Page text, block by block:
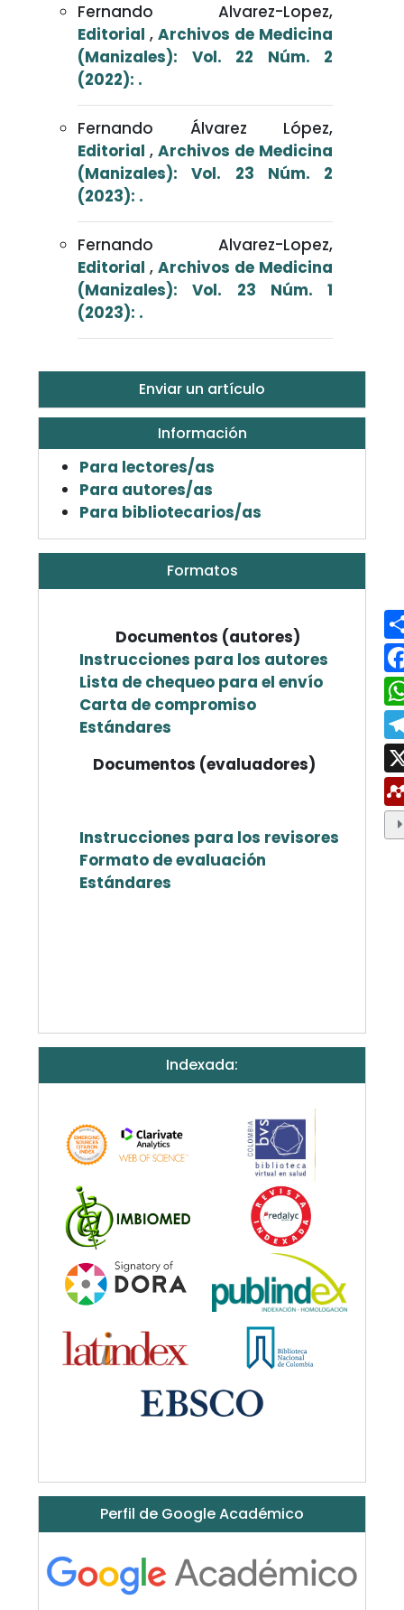
Fernando Alvarez-Lopez,
Editorial , Archivos de Medicina
(Manizales): Vol. 22 Núm. 2
(2022): .
Fernando Álvarez López,
Editorial , Archivos de Medicina
(Manizales): Vol. 23 Núm. 2
(2023): .
Fernando Alvarez-Lopez,
Editorial , Archivos de Medicina
(Manizales): Vol. 23 Núm. 1
(2023): .
Enviar un artículo
Información
Para lectores/as
Para autores/as
Para bibliotecarios/as
Formatos
Documentos (autores)
Instrucciones para los autores
Lista de chequeo para el envío
Carta de compromiso
Estándares
Documentos (evaluadores)
Instrucciones para los revisores
Formato de evaluación
Estándares
Indexada:
Perfil de Google Académico